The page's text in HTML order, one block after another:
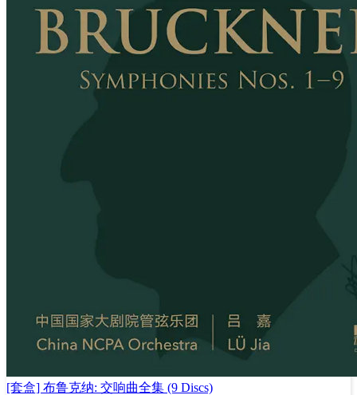
[套盒] 布鲁克纳: 交响曲全集 (9 Discs)